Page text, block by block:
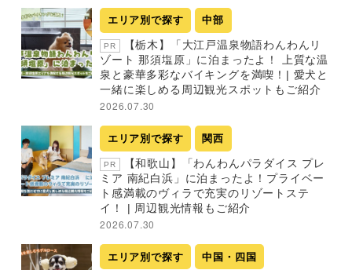
エリア別で探す 中部
PR
【栃木】「大江戸温泉物語わんわんリ
ゾート 那須塩原」に泊まったよ！ 上質な温
泉と豪華多彩なバイキングを満喫！| 愛犬と
一緒に楽しめる周辺観光スポットもご紹介
2026.07.30
エリア別で探す 関西
PR
【和歌山】「わんわんパラダイス プレ
ミア 南紀白浜」に泊まったよ！プライベー
ト感満載のヴィラで充実のリゾートステ
イ！ | 周辺観光情報もご紹介
2026.07.30
エリア別で探す 中国・四国